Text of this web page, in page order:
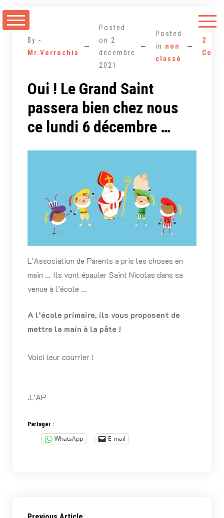
au
By -
Mr.Verrechia
Posted
on 2
décembre
2021
Posted
in non
classé
2
Oui ! Le Grand Saint
passera bien chez nous
ce lundi 6 décembre …
L’Association de Parents a pris les choses en
main … Ils vont épauler Saint Nicolas dans sa
venue à l’école …
A l’école primaire, ils vous proposent de
mettre la main à la pâte !
Voici leur courrier !
.L’AP
Partager :
WhatsApp E-mail